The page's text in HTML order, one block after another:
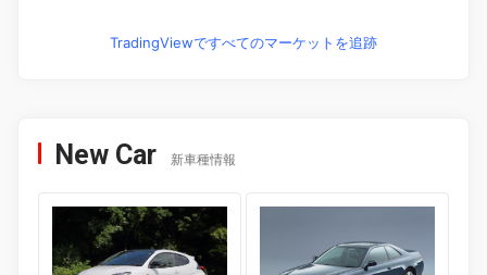
TradingViewですべてのマーケットを追跡
New Car 新車種情報